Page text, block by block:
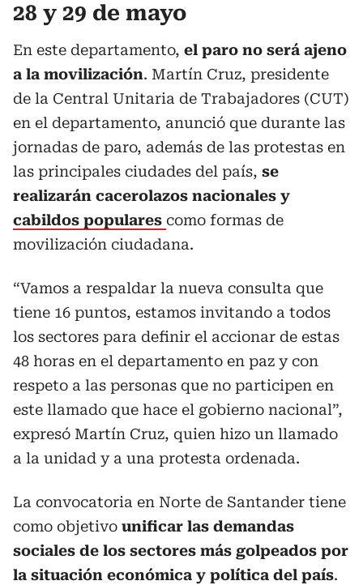
28 y 29 de mayo
En este departamento, el paro no será ajeno
a la movilización. Martín Cruz, presidente
de la Central Unitaria de Trabajadores (CUT)
en el departamento, anunció que durante las
jornadas de paro, además de las protestas en
las principales ciudades del país, se
realizarán cacerolazos nacionales y
cabildos populares como formas de
movilización ciudadana.
“Vamos a respaldar la nueva consulta que
tiene 16 puntos, estamos invitando a todos
los sectores para definir el accionar de estas
48 horas en el departamento en paz y con
respeto a las personas que no participen en
este llamado que hace el gobierno nacional”,
expresó Martín Cruz, quien hizo un llamado
a la unidad y a una protesta ordenada.
La convocatoria en Norte de Santander tiene
como objetivo unificar las demandas
sociales de los sectores más golpeados por
la situación económica y política del país.